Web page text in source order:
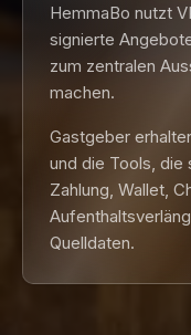
HemmaBo nutzt
signierte
zum zentralen
machen.
Gastgeber
und die Tools, die
Zahlung, Wallet,
Quelldaten.